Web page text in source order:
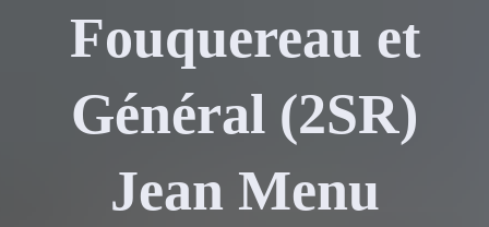
Fouquereau et
Général (2SR)
Jean Menu